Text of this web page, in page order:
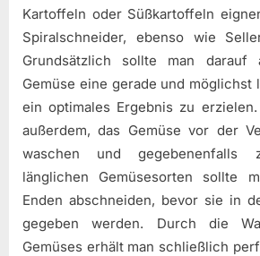
Kartoffeln oder Süßkartoffeln
Spiralschneider, ebenso wie
Grundsätzlich sollte man darauf
Gemüse eine gerade und möglichst
ein optimales Ergebnis zu
außerdem, das Gemüse vor der
waschen und gegebenenfalls
länglichen Gemüsesorten sollte
Enden abschneiden, bevor sie in
gegeben werden. Durch die
Gemüses erhält man schließlich